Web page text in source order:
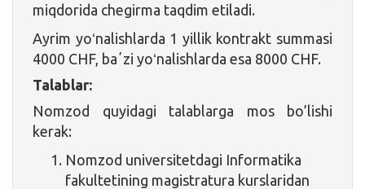
miqdorida chegirma taqdim etiladi.
Ayrim yoʻnalishlarda 1 yillik kontrakt summasi
4000 CHF, baʼzi yoʻnalishlarda esa 8000 CHF.
Talablar:
Nomzod quyidagi talablarga mos bo’lishi
kerak:
Nomzod universitetdagi Informatika
fakultetining magistratura kurslaridan